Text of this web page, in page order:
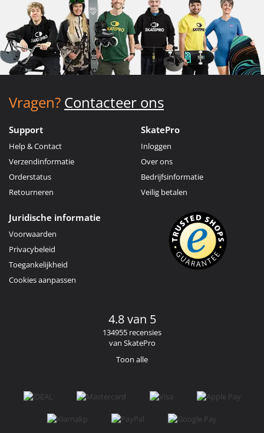
Vragen? Contacteer ons
Support
Help & Contact
Verzendinformatie
Orderstatus
Retourneren
SkatePro
Inloggen
Over ons
Bedrijfsinformatie
Veilig betalen
Juridische informatie
Voorwaarden
Privacybeleid
Toegankelijkheid
Cookies aanpassen
4.8 van 5
134955 recensies
van SkatePro
Toon alle